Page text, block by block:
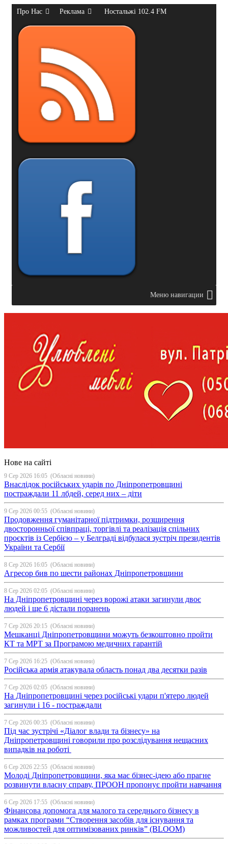
Про Нас Реклама Ностальжі 102.4 FM
Меню навигации
Нове на сайті
9 Сер 2026 16:05 (Обласні новини)
Внаслідок російських ударів по Дніпропетровщині
постраждали 11 лбдей, серед них – діти
9 Сер 2026 00:55 (Обласні новини)
Продовження гуманітарної підтримки, розширення
двосторонньої співпраці, торгівлі та реалізація спільних
проєктів із Сербією – у Белграді відбулася зустріч президентів
України та Сербії
8 Сер 2026 16:05 (Обласні новини)
Агресор бив по шести районах Дніпропетровщини
8 Сер 2026 02:05 (Обласні новини)
На Дніпропетровщині через ворожі атаки загинули двоє
людей і ще 6 дістали поранень
7 Сер 2026 20:15 (Обласні новини)
Мешканці Дніпропетровщини можуть безкоштовно пройти
КТ та МРТ за Програмою медичних гарантій
7 Сер 2026 16:25 (Обласні новини)
Російська армія атакувала область понад два десятки разів
7 Сер 2026 02:05 (Обласні новини)
На Дніпропетровщині через російські удари п'ятеро людей
загинули і 16 - постраждали
7 Сер 2026 00:35 (Обласні новини)
Під час зустрічі «Діалог влади та бізнесу» на
Дніпропетровщині говорили про розслідування нещасних
випадків на роботі
6 Сер 2026 22:55 (Обласні новини)
Молоді Дніпропетровщини, яка має бізнес-ідею або прагне
розвинути власну справу, ПРООН пропонує пройти навчання
6 Сер 2026 17:55 (Обласні новини)
Фінансова допомога для малого та середнього бізнесу в
рамках програми “Створення засобів для існування та
можливостей для оптимізованих ринків” (BLOOM)